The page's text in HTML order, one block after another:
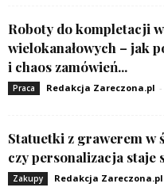
Roboty do kompletacji
wielokanałowych – jak
i chaos zamówień...
Praca Redakcja Zareczona.pl -
Statuetki z grawerem w
czy personalizacja staje
Zakupy Redakcja Zareczona.pl